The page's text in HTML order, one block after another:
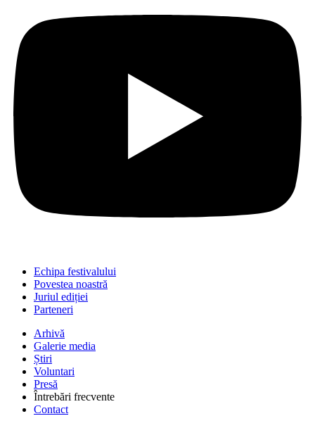
Echipa festivalului
Povestea noastră
Juriul ediției
Parteneri
Arhivă
Galerie media
Știri
Voluntari
Presă
Întrebări frecvente
Contact